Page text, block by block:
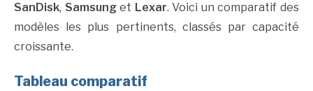
SanDisk, Samsunget Lexar. Voici un comparatif des
modèles les plus pertinents, classés par capacité
croissante.
Tableau comparatif